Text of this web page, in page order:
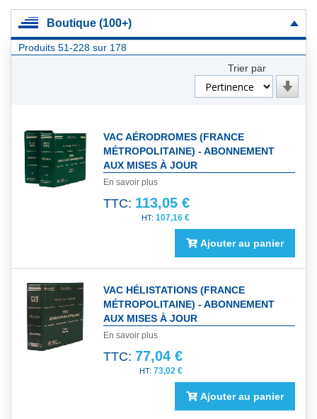
Boutique (100+)
Produits 51-228 sur 178
Trier par
Par
ordre
VAC AÉRODROMES (FRANCE
MÉTROPOLITAINE) - ABONNEMENT
AUX MISES À JOUR
En savoir plus
TTC: 113,05 €
107,16 €
Ajouter au panier
VAC HÉLISTATIONS (FRANCE
MÉTROPOLITAINE) - ABONNEMENT
AUX MISES À JOUR
En savoir plus
TTC: 77,04 €
73,02 €
Ajouter au panier